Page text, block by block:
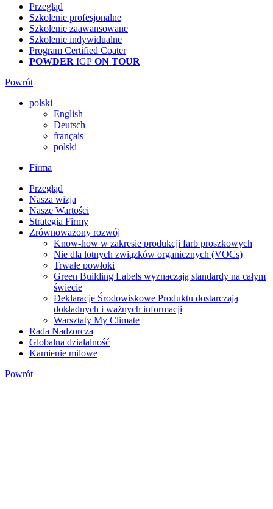
Przegląd
Szkolenie profesjonalne
Szkolenie zaawansowane
Szkolenie indywidualne
Program Certified Coater
POWDER IGP ON TOUR
Powrót
polski
English
Deutsch
français
polski
Firma
Przegląd
Nasza wizja
Nasze Wartości
Strategia Firmy
Zrównoważony rozwój
Know-how w zakresie produkcji farb proszkowych
Nie dla lotnych związków organicznych (VOCs)
Trwałe powłoki
Green Building Labels wyznaczają standardy na całym
świecie
Deklaracje Środowiskowe Produktu dostarczają
dokładnych i ważnych informacji
Warsztaty My Climate
Rada Nadzorcza
Globalna działalność
Kamienie milowe
Powrót